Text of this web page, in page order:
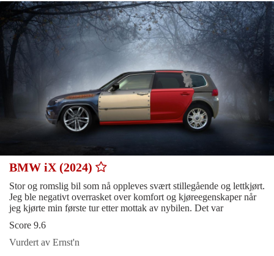
BMW iX (2024)
Stor og romslig bil som nå oppleves svært stillegående og lettkjørt.
Jeg ble negativt overrasket over komfort og kjøreegenskaper når
jeg kjørte min første tur etter mottak av nybilen. Det var
Score 9.6
Vurdert av Ernst'n